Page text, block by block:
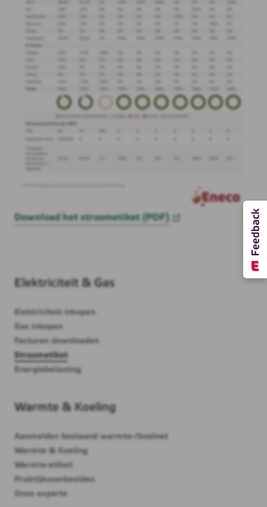
Download het stroometiket (PDF)
Elektriciteit & Gas
Elektriciteit inkopen
Gas inkopen
Facturen downloaden
Stroometiket
Energiebelasting
Warmte & Koeling
Aanmelden bestaand warmte-/koelnet
Warmte & Koeling
Warmte-etiket
Praktijkvoorbeelden
Onze experts